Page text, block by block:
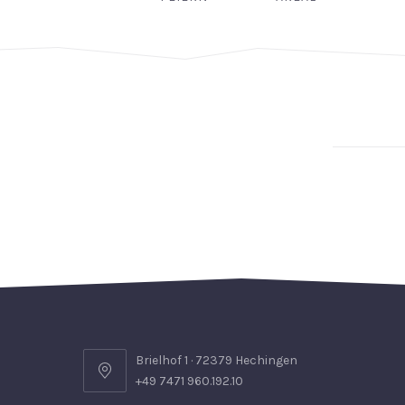
Brielhof 1 · 72379 Hechingen
+49 7471 960.192.10